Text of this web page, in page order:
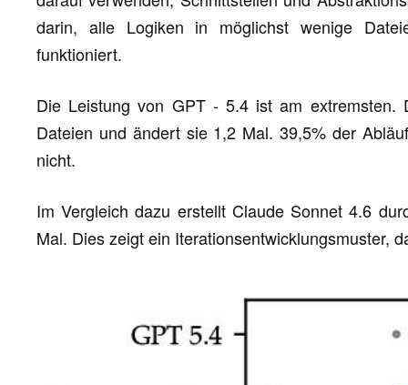
darin, alle Logiken in möglichst wenige
funktioniert.
Die Leistung von GPT - 5.4 ist am extremsten.
Dateien und ändert sie 1,2 Mal. 39,5% der
nicht.
Im Vergleich dazu erstellt Claude Sonnet 4.6
Mal. Dies zeigt ein Iterationsentwicklungsmuster,